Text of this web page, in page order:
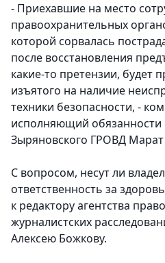
- Приехавшие на место
правоохранительных
которой сорвалась
после восстановления
какие-­то претензии, будет
изъятого на наличие
техники безопасности, -
исполняющий обязанности
Зыряновского ГРОВД
С вопросом, несут ли
ответственность за
к редактору агентства
журналистских
Алексею Божкову.